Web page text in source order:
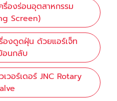
รื่องร่อนอุตสาหกรรม
Screen)
องดูดฝุ่น ด้วยแอร์เจ็ท
อนกลับ
วอร์เดอร์ JNC Rotary